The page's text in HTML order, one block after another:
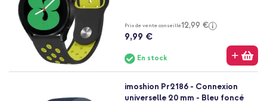
Prix de vente conseillé12,99 €
9,99 €
En stock
imoshion Pr2186 - Connexion
universelle 20 mm - Bleu foncé